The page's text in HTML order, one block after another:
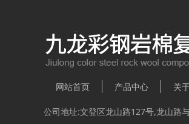
网站首页 产品中心 关
公司地址:文登区龙山路127号,龙山路